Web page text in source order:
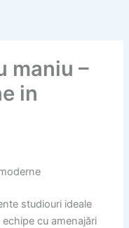
maniu –
in
studiouri ideale
cu amenajări